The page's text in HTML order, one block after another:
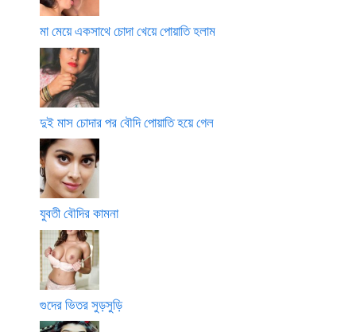
মা মেয়ে একসাথে চোদা খেয়ে পোয়াতি হলাম
দুই মাস চোদার পর বৌদি পোয়াতি হয়ে গেল
যুবতী বৌদির কামনা
গুদের ভিতর সুড়সুড়ি